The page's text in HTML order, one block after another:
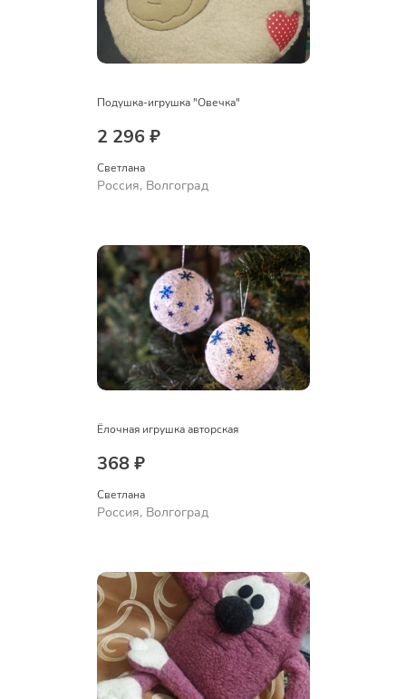
Подушка-игрушка "Овечка"
2 296 ₽
Светлана
Россия, Волгоград
Ёлочная игрушка авторская
368 ₽
Светлана
Россия, Волгоград